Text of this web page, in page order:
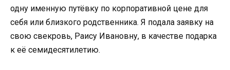
одну именную путёвку по корпоративной цене для
себя или близкого родственника. Я подала заявку на
свою свекровь, Раису Ивановну, в качестве подарка
к её семидесятилетию.